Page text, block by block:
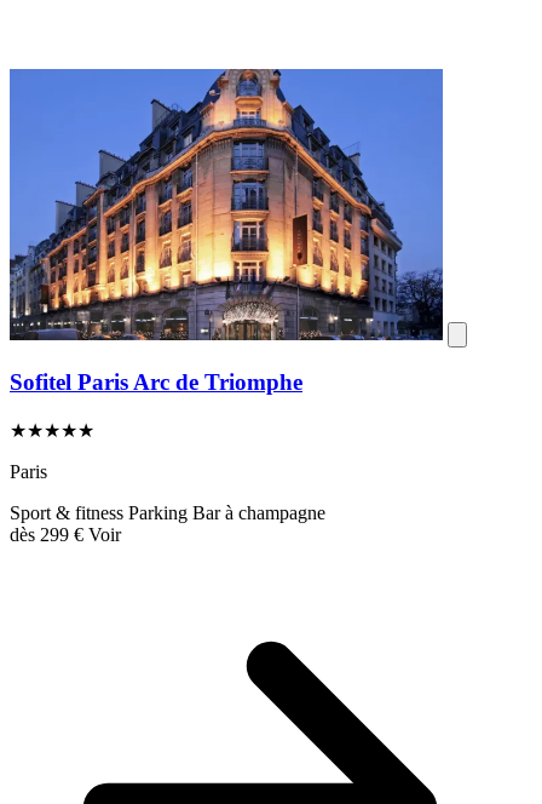
Sofitel Paris Arc de Triomphe
★★★★★
Paris
Sport & fitness Parking Bar à champagne
dès 299 € Voir